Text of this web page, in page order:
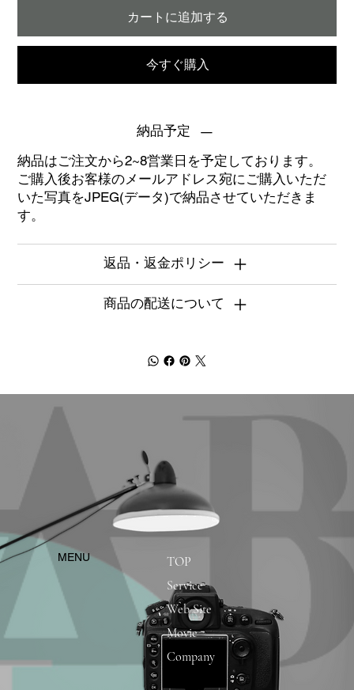
カートに追加する
今すぐ購入
納品予定
納品はご注文から2~8営業日を予定しております。
ご購入後お客様のメールアドレス宛にご購入いただ
いた写真をJPEG(データ)で納品させていただきま
す。
返品・返金ポリシー
商品の配送について
​MENU
TOP
Service
Web Site
Movie
Company